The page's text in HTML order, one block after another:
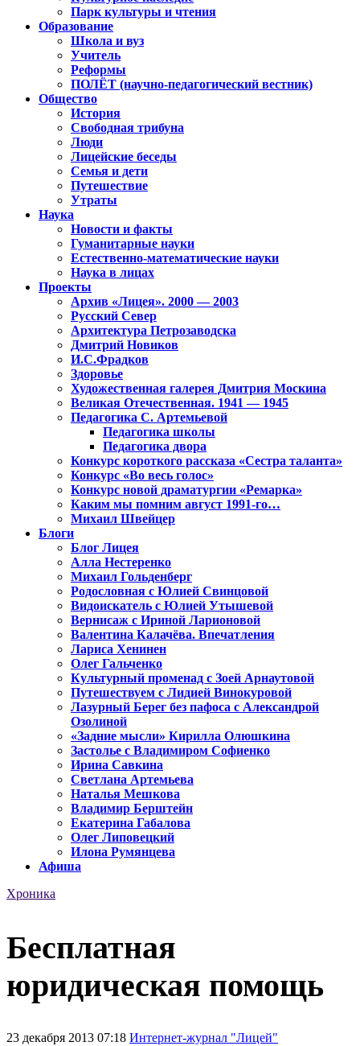
Парк культуры и чтения
Образование
Школа и вуз
Учитель
Реформы
ПОЛЁТ (научно-педагогический вестник)
Общество
История
Свободная трибуна
Люди
Лицейские беседы
Семья и дети
Путешествие
Утраты
Наука
Новости и факты
Гуманитарные науки
Естественно-математические науки
Наука в лицах
Проекты
Архив «Лицея». 2000 — 2003
Русский Север
Архитектура Петрозаводска
Дмитрий Новиков
И.С.Фрадков
Здоровье
Художественная галерея Дмитрия Москина
Великая Отечественная. 1941 — 1945
Педагогика С. Артемьевой
Педагогика школы
Педагогика двора
Конкурс короткого рассказа «Сестра таланта»
Конкурс «Во весь голос»
Конкурс новой драматургии «Ремарка»
Каким мы помним август 1991-го…
Михаил Швейцер
Блоги
Блог Лицея
Алла Нестеренко
Михаил Гольденберг
Родословная с Юлией Свинцовой
Видоискатель с Юлией Утышевой
Вернисаж с Ириной Ларионовой
Валентина Калачёва. Впечатления
Лариса Хенинен
Олег Гальченко
Культурный променад с Зоей Арнаутовой
Путешествуем с Лидией Винокуровой
Лазурный Берег без пафоса с Александрой
Озолиной
«Задние мысли» Кирилла Олюшкина
Застолье с Владимиром Софиенко
Ирина Савкина
Светлана Артемьева
Наталья Мешкова
Владимир Берштейн
Екатерина Габалова
Олег Липовецкий
Илона Румянцева
Афиша
Хроника
Бесплатная
юридическая помощь
23 декабря 2013 07:18 Интернет-журнал "Лицей"